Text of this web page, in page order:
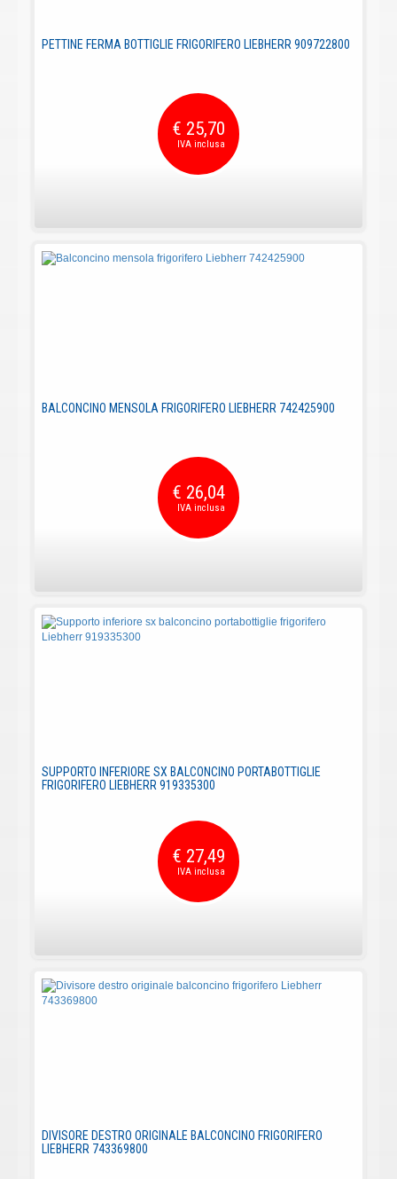
PETTINE FERMA BOTTIGLIE FRIGORIFERO LIEBHERR 909722800
€ 25,70
BALCONCINO MENSOLA FRIGORIFERO LIEBHERR 742425900
€ 26,04
SUPPORTO INFERIORE SX BALCONCINO PORTABOTTIGLIE
FRIGORIFERO LIEBHERR 919335300
€ 27,49
DIVISORE DESTRO ORIGINALE BALCONCINO FRIGORIFERO
LIEBHERR 743369800